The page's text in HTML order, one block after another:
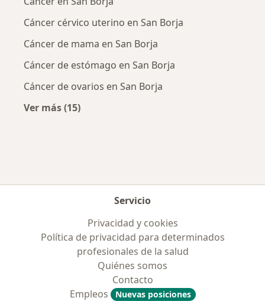
Cáncer cérvico uterino en San Borja
Cáncer de mama en San Borja
Cáncer de estómago en San Borja
Cáncer de ovarios en San Borja
Ver más (15)
Servicio
Privacidad y cookies
Política de privacidad para determinados
profesionales de la salud
Quiénes somos
Contacto
Empleos
Nuevas posiciones